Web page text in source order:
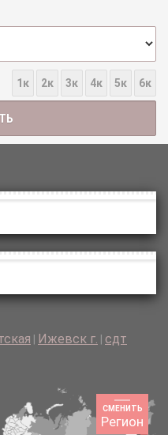
1к 2к 3к 4к 5к 6к
Ижевск г. сдт
СМЕНИТЬ
Регион